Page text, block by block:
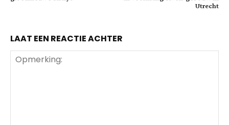
Utrecht
LAAT EEN REACTIE ACHTER